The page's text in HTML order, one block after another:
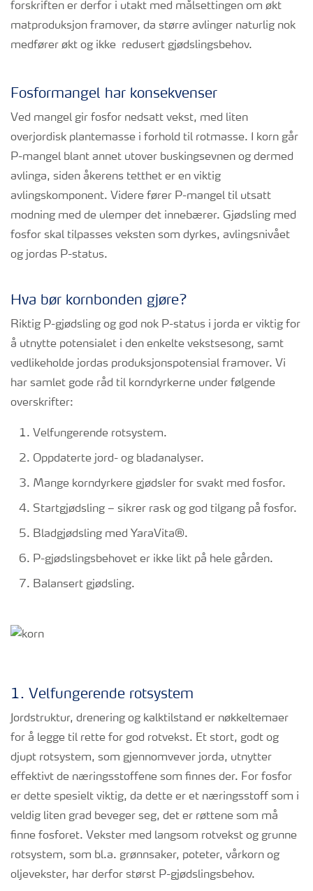
forskriften er derfor i utakt med målsettingen om økt
matproduksjon framover, da større avlinger naturlig nok
medfører økt og ikke redusert gjødslingsbehov.
Fosformangel har konsekvenser
Ved mangel gir fosfor nedsatt vekst, med liten
overjordisk plantemasse i forhold til rotmasse. I korn går
P-mangel blant annet utover buskingsevnen og dermed
avlinga, siden åkerens tetthet er en viktig
avlingskomponent. Videre fører P-mangel til utsatt
modning med de ulemper det innebærer. Gjødsling med
fosfor skal tilpasses veksten som dyrkes, avlingsnivået
og jordas P-status.
Hva bør kornbonden gjøre?
Riktig P-gjødsling og god nok P-status i jorda er viktig for
å utnytte potensialet i den enkelte vekstsesong, samt
vedlikeholde jordas produksjonspotensial framover. Vi
har samlet gode råd til korndyrkerne under følgende
overskrifter:
Velfungerende rotsystem.
Oppdaterte jord- og bladanalyser.
Mange korndyrkere gjødsler for svakt med fosfor.
Startgjødsling – sikrer rask og god tilgang på fosfor.
Bladgjødsling med YaraVita®.
P-gjødslingsbehovet er ikke likt på hele gården.
Balansert gjødsling.
1. Velfungerende rotsystem
Jordstruktur, drenering og kalktilstand er nøkkeltemaer
for å legge til rette for god rotvekst. Et stort, godt og
djupt rotsystem, som gjennomvever jorda, utnytter
effektivt de næringsstoffene som finnes der. For fosfor
er dette spesielt viktig, da dette er et næringsstoff som i
veldig liten grad beveger seg, det er røttene som må
finne fosforet. Vekster med langsom rotvekst og grunne
rotsystem, som bl.a. grønnsaker, poteter, vårkorn og
oljevekster, har derfor størst P-gjødslingsbehov.